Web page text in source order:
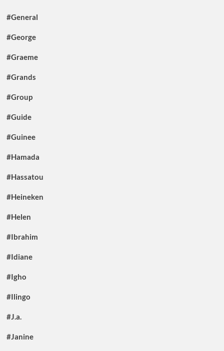
#General
#George
#Graeme
#Grands
#Group
#Guide
#Guinee
#Hamada
#Hassatou
#Heineken
#Helen
#Ibrahim
#Idiane
#Igho
#Ilingo
#J.a.
#Janine